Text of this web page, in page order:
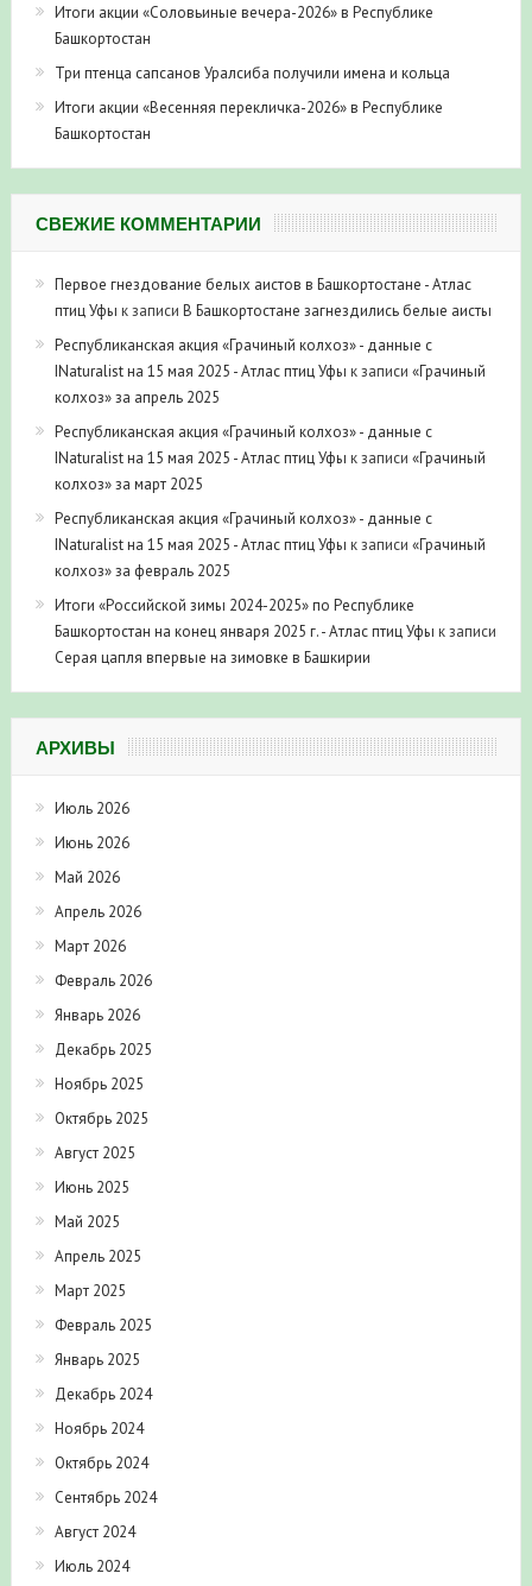
Итоги акции «Соловьиные вечера-2026» в Республике
Башкортостан
Три птенца сапсанов Уралсиба получили имена и кольца
Итоги акции «Весенняя перекличка-2026» в Республике
Башкортостан
СВЕЖИЕ КОММЕНТАРИИ
Первое гнездование белых аистов в Башкортостане - Атлас
птиц Уфы к записи В Башкортостане загнездились белые аисты
Республиканская акция «Грачиный колхоз» - данные с
INaturalist на 15 мая 2025 - Атлас птиц Уфы к записи «Грачиный
колхоз» за апрель 2025
Республиканская акция «Грачиный колхоз» - данные с
INaturalist на 15 мая 2025 - Атлас птиц Уфы к записи «Грачиный
колхоз» за март 2025
Республиканская акция «Грачиный колхоз» - данные с
INaturalist на 15 мая 2025 - Атлас птиц Уфы к записи «Грачиный
колхоз» за февраль 2025
Итоги «Российской зимы 2024-2025» по Республике
Башкортостан на конец января 2025 г. - Атлас птиц Уфы к записи
Серая цапля впервые на зимовке в Башкирии
АРХИВЫ
Июль 2026
Июнь 2026
Май 2026
Апрель 2026
Март 2026
Февраль 2026
Январь 2026
Декабрь 2025
Ноябрь 2025
Октябрь 2025
Август 2025
Июнь 2025
Май 2025
Апрель 2025
Март 2025
Февраль 2025
Январь 2025
Декабрь 2024
Ноябрь 2024
Октябрь 2024
Сентябрь 2024
Август 2024
Июль 2024